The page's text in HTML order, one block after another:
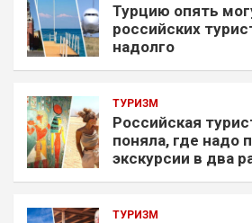
Турцию опять
российских
надолго
ТУРИЗМ
Российская
поняла, где надо
экскурсии в два
ТУРИЗМ